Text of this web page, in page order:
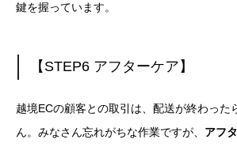
鍵を握っています。
【STEP6 アフターケア】
越境ECの顧客との取引は、配送が終わった
ん。 みなさん忘れがちな作業ですが、 アフ